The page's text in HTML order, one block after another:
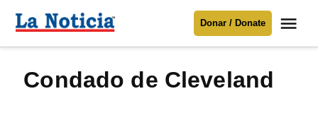
Para mantenerte informado necesitamostu apoyo
contenido
Noticia
Donar / Donate
Condado de Cleveland